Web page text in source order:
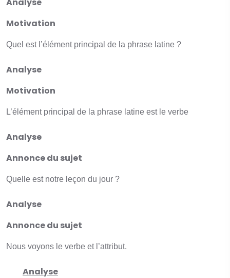
Motivation
Quel est l’élément principal de la phrase latine ?
Analyse
Motivation
L’élément principal de la phrase latine est le verbe
Analyse
Annonce du sujet
Quelle est notre leçon du jour ?
Analyse
Annonce du sujet
Nous voyons le verbe et l’attribut.
Analyse